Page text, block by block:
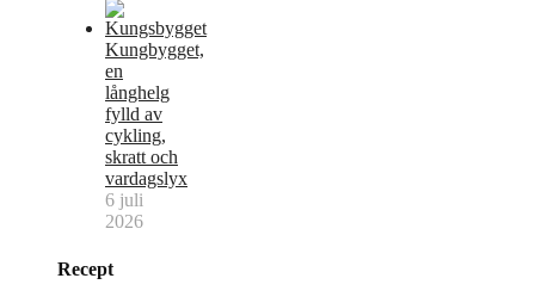
Kungbygget,
en
långhelg
fylld av
cykling,
skratt och
vardagslyx
6 juli
2026
Recept